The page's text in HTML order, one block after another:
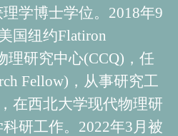
学博士学位。2018年9
国纽约Flatiron
理研究中心(CCQ) ，任
Fellow) ，从事研究工
在西北大学现代物理研
研工作。2022年3月被